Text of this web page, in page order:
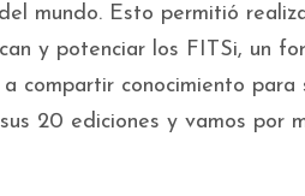
mundo. Esto permitió
y potenciar los FITSi, un
compartir conocimiento para
20 ediciones y vamos por